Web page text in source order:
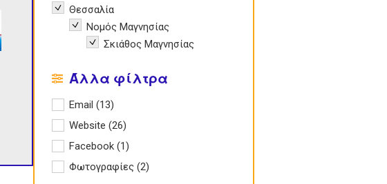
Remove Θεσσαλία filter
Θεσσαλία
Remove Νομός Μαγνησίας filter
Νομός Μαγνησίας
Remove Σκιάθος Μαγνησίας filter
Σκιάθος Μαγνησίας
Άλλα φίλτρα
Apply Email filter
Email (13)
Apply Website filter
Website (26)
Apply Facebook filter
Facebook (1)
Apply Φωτογραφίες filter
Φωτογραφίες (2)